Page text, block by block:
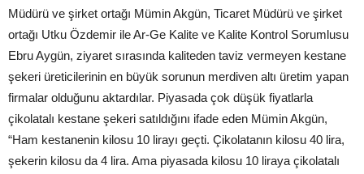
Müdürü ve şirket ortağı Mümin Akgün, Ticaret Müdürü ve şirket
ortağı Utku Özdemir ile Ar-Ge Kalite ve Kalite Kontrol Sorumlusu
Ebru Aygün, ziyaret sırasında kaliteden taviz vermeyen kestane
şekeri üreticilerinin en büyük sorunun merdiven altı üretim yapan
firmalar olduğunu aktardılar. Piyasada çok düşük fiyatlarla
çikolatalı kestane şekeri satıldığını ifade eden Mümin Akgün,
“Ham kestanenin kilosu 10 lirayı geçti. Çikolatanın kilosu 40 lira,
şekerin kilosu da 4 lira. Ama piyasada kilosu 10 liraya çikolatalı